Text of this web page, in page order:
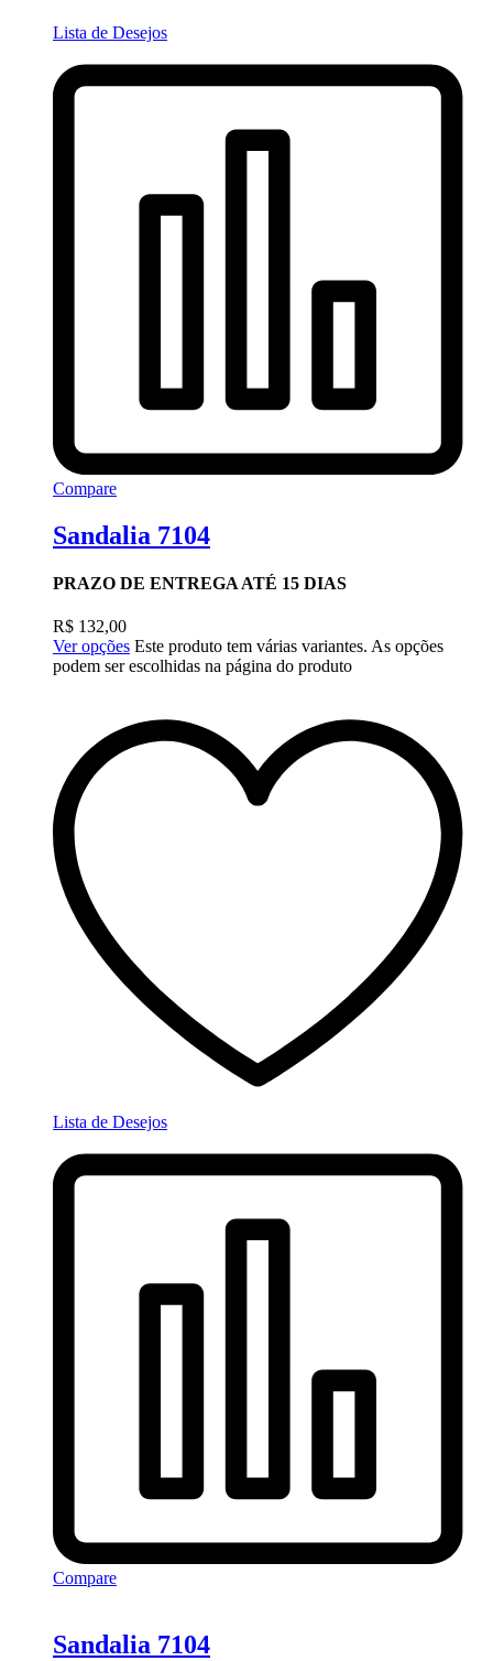
Lista de Desejos
Compare
Sandalia 7104
PRAZO DE ENTREGA ATÉ 15 DIAS
R$ 132,00
Ver opções Este produto tem várias variantes. As opções
podem ser escolhidas na página do produto
Lista de Desejos
Compare
Sandalia 7104